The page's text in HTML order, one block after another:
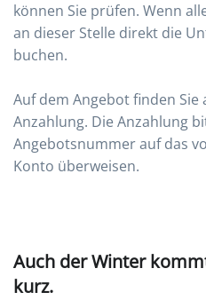
können Sie prüfen. Wenn
an dieser Stelle direkt die
buchen.
Auf dem Angebot finden Sie
Anzahlung. Die Anzahlung
Angebotsnummer auf das
Konto überweisen.
Auch der Winter
kurz.